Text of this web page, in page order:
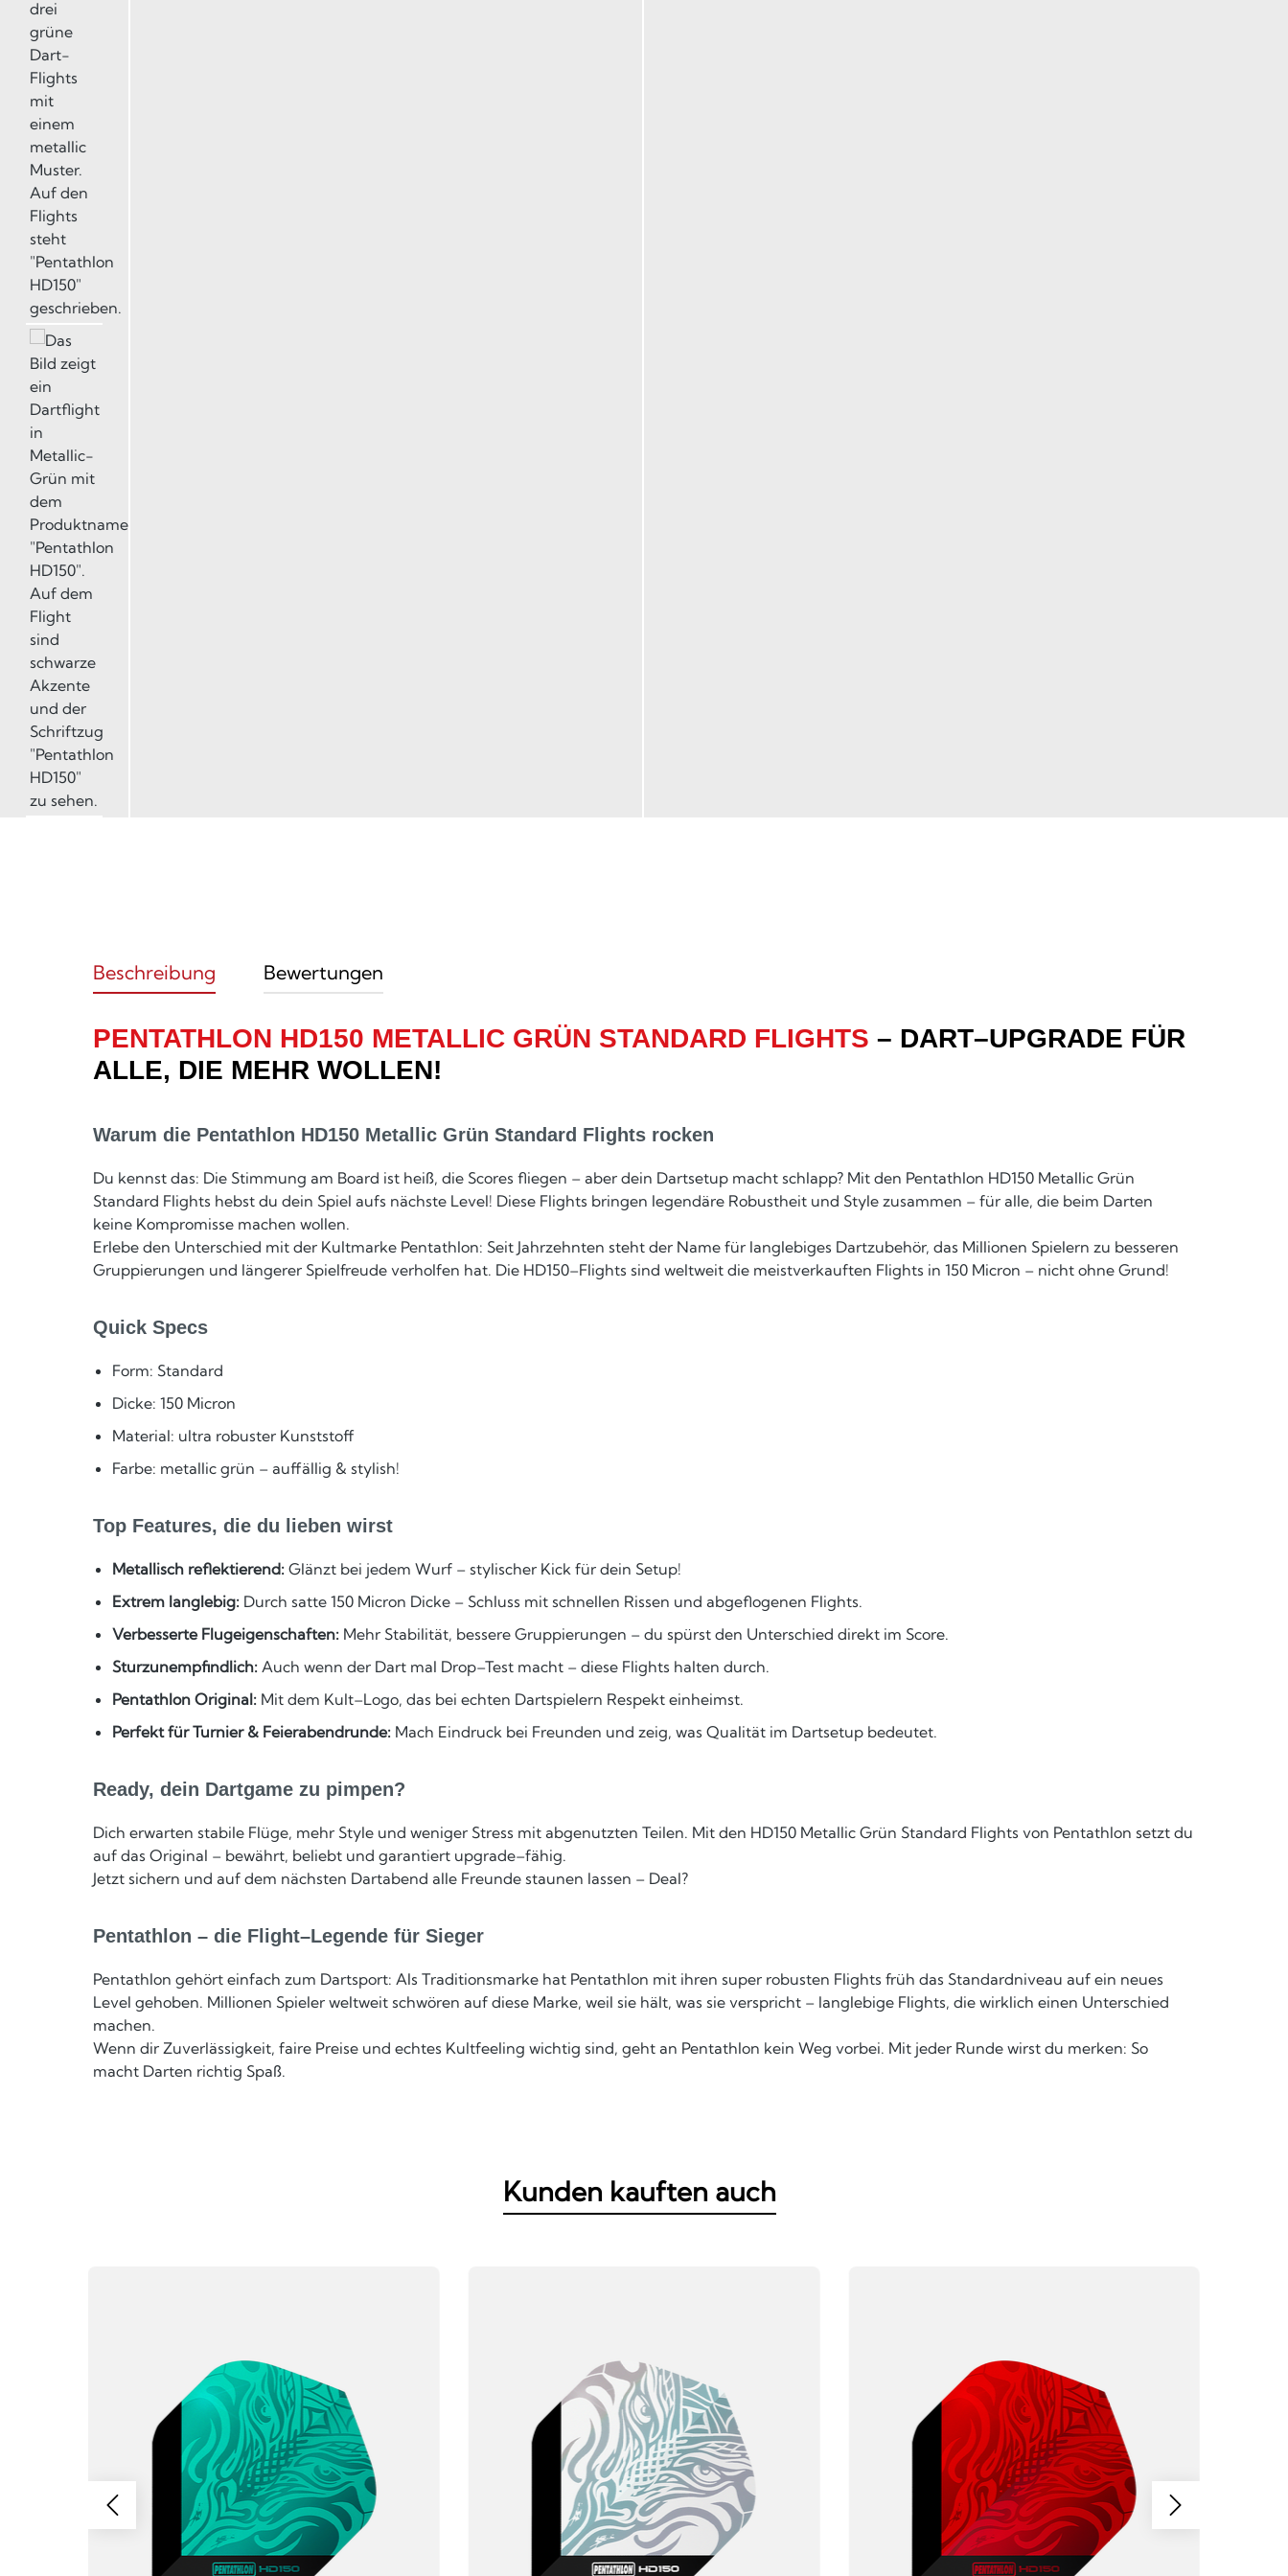
Beschreibung Bewertungen
PENTATHLON HD150 METALLIC GRÜN STANDARD FLIGHTS – DART–UPGRADE FÜR
ALLE, DIE MEHR WOLLEN!
Warum die Pentathlon HD150 Metallic Grün Standard Flights rocken
Du kennst das: Die Stimmung am Board ist heiß, die Scores fliegen – aber dein Dartsetup macht schlapp? Mit den Pentathlon HD150 Metallic Grün
Standard Flights hebst du dein Spiel aufs nächste Level! Diese Flights bringen legendäre Robustheit und Style zusammen – für alle, die beim Darten
keine Kompromisse machen wollen.
Erlebe den Unterschied mit der Kultmarke Pentathlon: Seit Jahrzehnten steht der Name für langlebiges Dartzubehör, das Millionen Spielern zu besseren
Gruppierungen und längerer Spielfreude verholfen hat. Die HD150–Flights sind weltweit die meistverkauften Flights in 150 Micron – nicht ohne Grund!
Quick Specs
Form: Standard
Dicke: 150 Micron
Material: ultra robuster Kunststoff
Farbe: metallic grün – auffällig & stylish!
Top Features, die du lieben wirst
Metallisch reflektierend: Glänzt bei jedem Wurf – stylischer Kick für dein Setup!
Extrem langlebig: Durch satte 150 Micron Dicke – Schluss mit schnellen Rissen und abgeflogenen Flights.
Verbesserte Flugeigenschaften: Mehr Stabilität, bessere Gruppierungen – du spürst den Unterschied direkt im Score.
Sturzunempfindlich: Auch wenn der Dart mal Drop–Test macht – diese Flights halten durch.
Pentathlon Original: Mit dem Kult–Logo, das bei echten Dartspielern Respekt einheimst.
Perfekt für Turnier & Feierabendrunde: Mach Eindruck bei Freunden und zeig, was Qualität im Dartsetup bedeutet.
Ready, dein Dartgame zu pimpen?
Dich erwarten stabile Flüge, mehr Style und weniger Stress mit abgenutzten Teilen. Mit den HD150 Metallic Grün Standard Flights von Pentathlon setzt du
auf das Original – bewährt, beliebt und garantiert upgrade–fähig.
Jetzt sichern und auf dem nächsten Dartabend alle Freunde staunen lassen – Deal?
Pentathlon – die Flight–Legende für Sieger
Pentathlon gehört einfach zum Dartsport: Als Traditionsmarke hat Pentathlon mit ihren super robusten Flights früh das Standardniveau auf ein neues
Level gehoben. Millionen Spieler weltweit schwören auf diese Marke, weil sie hält, was sie verspricht – langlebige Flights, die wirklich einen Unterschied
machen.
Wenn dir Zuverlässigkeit, faire Preise und echtes Kultfeeling wichtig sind, geht an Pentathlon kein Weg vorbei. Mit jeder Runde wirst du merken: So
macht Darten richtig Spaß.
Kunden kauften auch